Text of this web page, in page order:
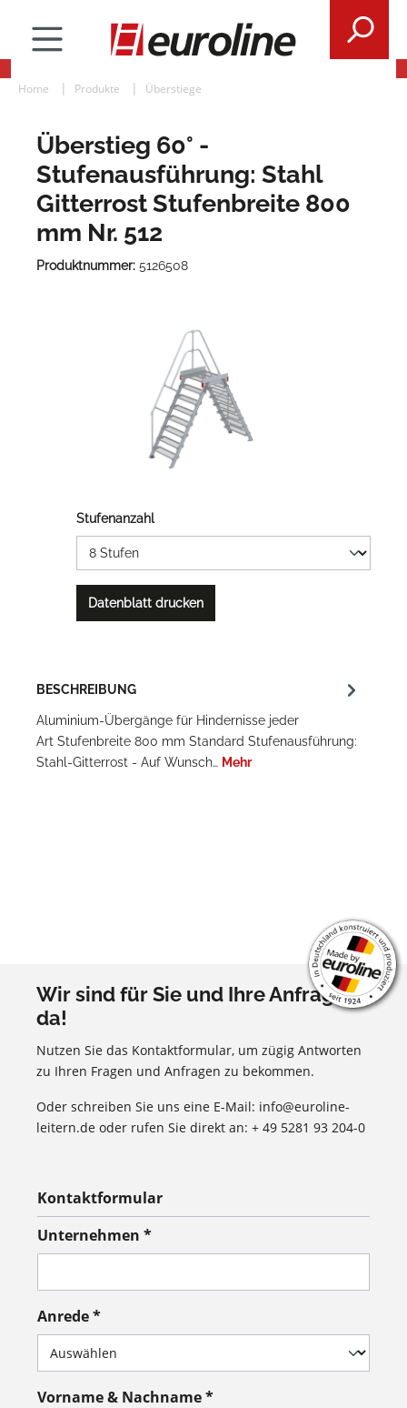
Home Produkte Überstiege
Überstieg 60° -
Stufenausführung: Stahl
Gitterrost Stufenbreite 800
mm Nr. 512
Produktnummer: 5126508
Stufenanzahl
Datenblatt drucken
BESCHREIBUNG
Aluminium-Übergänge für Hindernisse jeder
Art Stufenbreite 800 mm Standard Stufenausführung:
Stahl-Gitterrost - Auf Wunsch… Mehr
Wir sind für Sie und Ihre Anfragen
da!
Nutzen Sie das Kontaktformular, um zügig Antworten
zu Ihren Fragen und Anfragen zu bekommen.
Oder schreiben Sie uns eine E-Mail: info@euroline-
leitern.de oder rufen Sie direkt an: + 49 5281 93 204-0
Kontaktformular
Unternehmen *
Anrede *
Vorname & Nachname *